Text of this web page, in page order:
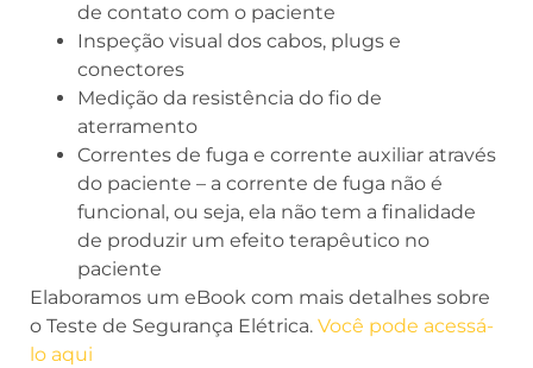
de contato com o paciente
Inspeção visual dos cabos, plugs e
conectores
Medição da resistência do fio de
aterramento
Correntes de fuga e corrente auxiliar através
do paciente – a corrente de fuga não é
funcional, ou seja, ela não tem a finalidade
de produzir um efeito terapêutico no
paciente
Elaboramos um eBook com mais detalhes sobre
o Teste de Segurança Elétrica. Você pode acessá-
lo aqui